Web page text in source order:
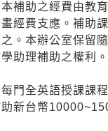
補助之經費由教
經費支應。補助
。本辦公室保留
助理補助之權利
門全英語授課課
新台幣